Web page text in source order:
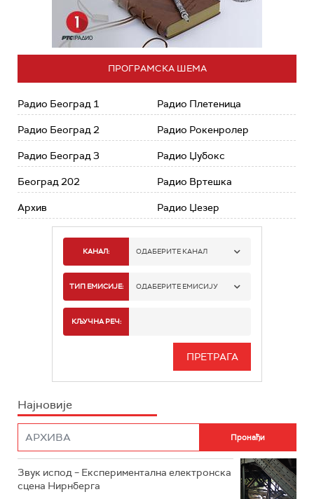
ПРОГРАМСКА ШЕМА
Радио Београд 1
Радио Београд 2
Радио Београд 3
Београд 202
Архив
Радио Плетеница
Радио Рокенролер
Радио Џубокс
Радио Вртешка
Радио Џезер
КАНАЛ: ОДАБЕРИТЕ КАНАЛ
РАДИО БЕОГРАД 1
РАДИО БЕОГРАД 3
РАДИО РОКЕНРОЛЕР
ТИП ЕМИСИЈЕ: ОДАБЕРИТЕ ЕМИСИЈУ
ИНФО
КЉУЧНА РЕЧ:
Најновије
Звук испод – Експериментална електронска
сцена Нирнберга